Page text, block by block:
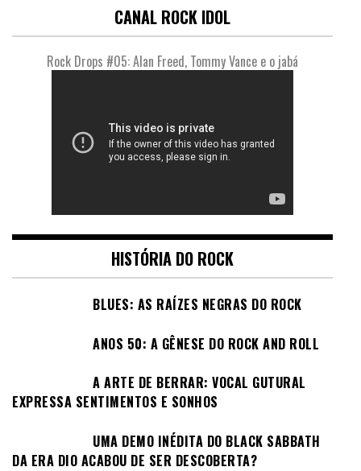
CANAL ROCK IDOL
Rock Drops #05: Alan Freed, Tommy Vance e o jabá
HISTÓRIA DO ROCK
BLUES: AS RAÍZES NEGRAS DO ROCK
ANOS 50: A GÊNESE DO ROCK AND ROLL
A ARTE DE BERRAR: VOCAL GUTURAL
EXPRESSA SENTIMENTOS E SONHOS
UMA DEMO INÉDITA DO BLACK SABBATH
DA ERA DIO ACABOU DE SER DESCOBERTA?